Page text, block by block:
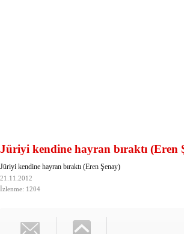
Jüriyi kendine hayran bıraktı (Eren
Jüriyi kendine hayran bıraktı (Eren Şenay)
21.11.2012
İzlenme: 1204